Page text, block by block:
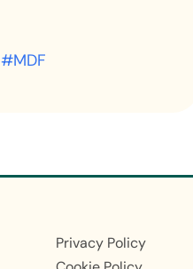
#MDF
Privacy Policy